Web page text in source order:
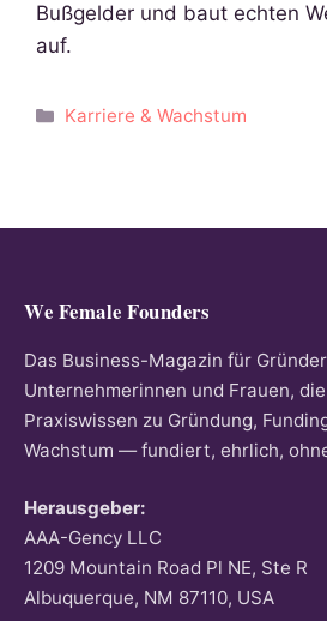
Bußgelder und baut echten
auf.
Kategorien
Karriere & Wachstum
We Female Founders
Das Business-Magazin für
Unternehmerinnen und Frauen,
Praxiswissen zu Gründung,
Wachstum — fundiert, ehrlich,
Herausgeber:
AAA-Gency LLC
1209 Mountain Road Pl NE, Ste R
Albuquerque, NM 87110, USA